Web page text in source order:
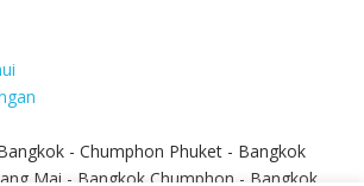
- Chumphon Phuket - Bangkok
Mai - Bangkok Chumphon - Bangkok